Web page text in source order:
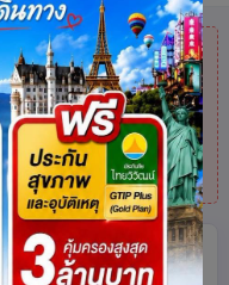
มดแล้วค่ะแต่ไม่
คล้ายกันได้ที่
สะพานโซยางคัง